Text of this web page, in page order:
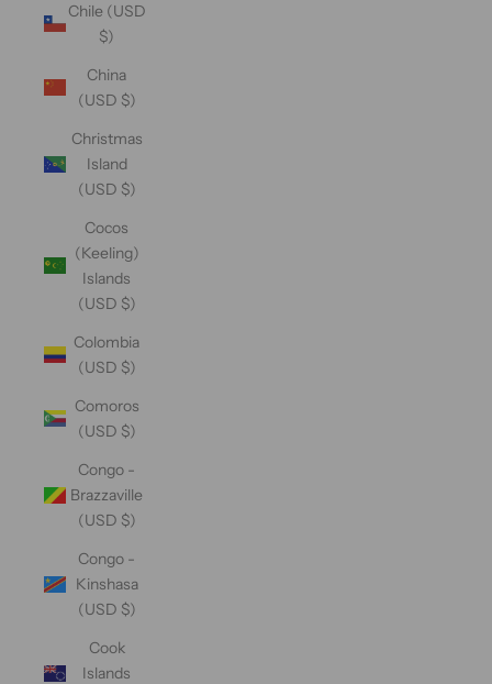
Chile (USD
$)
China
(USD $)
Christmas
Island
(USD $)
Cocos
(Keeling)
Islands
(USD $)
Colombia
(USD $)
Comoros
(USD $)
Congo -
Brazzaville
(USD $)
Congo -
Kinshasa
(USD $)
Cook
Islands